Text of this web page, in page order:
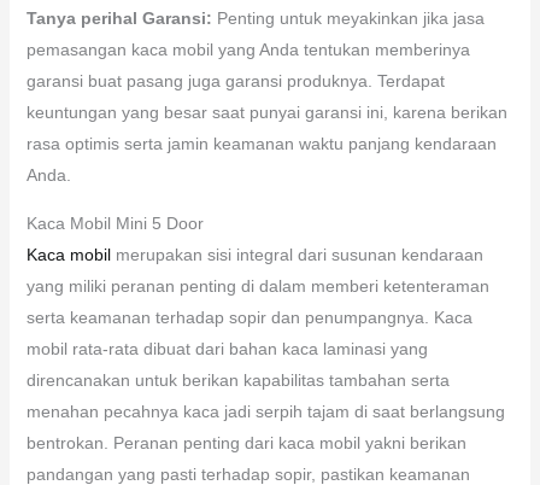
Tanya perihal Garansi: Penting untuk meyakinkan jika jasa
pemasangan kaca mobil yang Anda tentukan memberinya
garansi buat pasang juga garansi produknya. Terdapat
keuntungan yang besar saat punyai garansi ini, karena berikan
rasa optimis serta jamin keamanan waktu panjang kendaraan
Anda.
Kaca Mobil Mini 5 Door
Kaca mobilmerupakan sisi integral dari susunan kendaraan
yang miliki peranan penting di dalam memberi ketenteraman
serta keamanan terhadap sopir dan penumpangnya. Kaca
mobil rata-rata dibuat dari bahan kaca laminasi yang
direncanakan untuk berikan kapabilitas tambahan serta
menahan pecahnya kaca jadi serpih tajam di saat berlangsung
bentrokan. Peranan penting dari kaca mobil yakni berikan
pandangan yang pasti terhadap sopir, pastikan keamanan